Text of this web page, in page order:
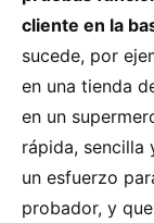
cliente en la
sucede, por
en una tienda
en un
rápida, sencilla
un esfuerzo
probador, y